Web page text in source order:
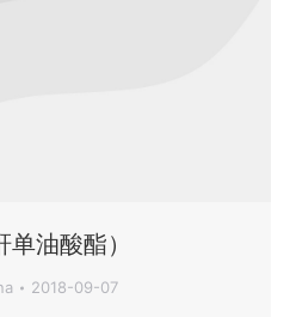
油酸酯）
2018-09-07